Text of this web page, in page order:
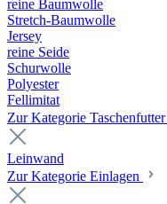
reine Baumwolle
Stretch-Baumwolle
Jersey
reine Seide
Schurwolle
Polyester
Fellimitat
Zur Kategorie Taschenfutter
Leinwand
Zur Kategorie Einlagen